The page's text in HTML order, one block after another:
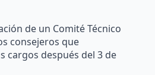
de un Comité Técnico
consejeros que
cargos después del 3 de